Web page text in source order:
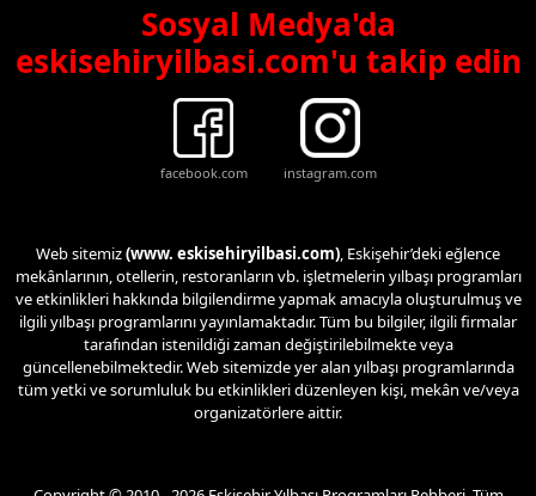
Sosyal Medya'da
eskisehiryilbasi.com'u takip edin
facebook.com instagram.com
Web sitemiz(www. eskisehiryilbasi.com), Eskişehir’deki eğlence
mekânlarının, otellerin, restoranların vb. işletmelerin yılbaşı programları
ve etkinlikleri hakkında bilgilendirme yapmak amacıyla oluşturulmuş ve
ilgili yılbaşı programlarını yayınlamaktadır. Tüm bu bilgiler, ilgili firmalar
tarafından istenildiği zaman değiştirilebilmekte veya
güncellenebilmektedir. Web sitemizde yer alan yılbaşı programlarında
tüm yetki ve sorumluluk bu etkinlikleri düzenleyen kişi, mekân ve/veya
organizatörlere aittir.